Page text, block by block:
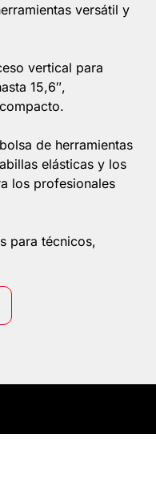
versátil y
vertical para
15,6″,
de herramientas
elásticas y los
los profesionales
para técnicos,